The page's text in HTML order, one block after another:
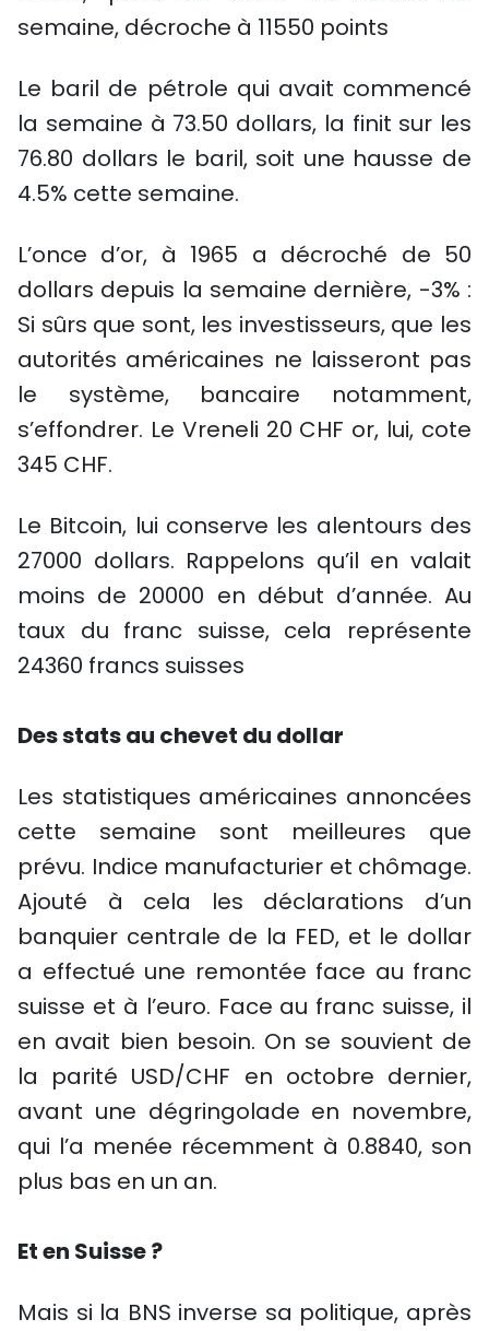
semaine, décroche à 11550 points
Le baril de pétrole qui avait commencé
la semaine à 73.50 dollars, la finit sur les
76.80 dollars le baril, soit une hausse de
4.5% cette semaine.
L’once d’or, à 1965 a décroché de 50
dollars depuis la semaine dernière, -3% :
Si sûrs que sont, les investisseurs, que les
autorités américaines ne laisseront pas
le système, bancaire notamment,
s’effondrer. Le Vreneli 20 CHF or, lui, cote
345 CHF.
Le Bitcoin, lui conserve les alentours des
27000 dollars. Rappelons qu’il en valait
moins de 20000 en début d’année. Au
taux du franc suisse, cela représente
24360 francs suisses
Des stats au chevet du dollar
Les statistiques américaines annoncées
cette semaine sont meilleures que
prévu. Indice manufacturier et chômage.
Ajouté à cela les déclarations d’un
banquier centrale de la FED, et le dollar
a effectué une remontée face au franc
suisse et à l’euro. Face au franc suisse, il
en avait bien besoin. On se souvient de
la parité USD/CHF en octobre dernier,
avant une dégringolade en novembre,
qui l’a menée récemment à 0.8840, son
plus bas en un an.
Et en Suisse ?
Mais si la BNS inverse sa politique, après